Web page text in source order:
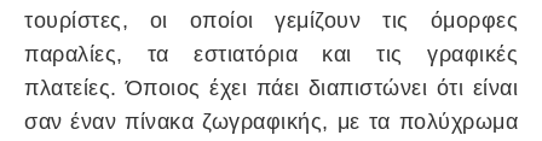
τουρίστες, οι οποίοι γεμίζουν τις όμορφες
παραλίες, τα εστιατόρια και τις γραφικές
πλατείες. Όποιος έχει πάει διαπιστώνει ότι είναι
σαν έναν πίνακα ζωγραφικής, με τα πολύχρωμα